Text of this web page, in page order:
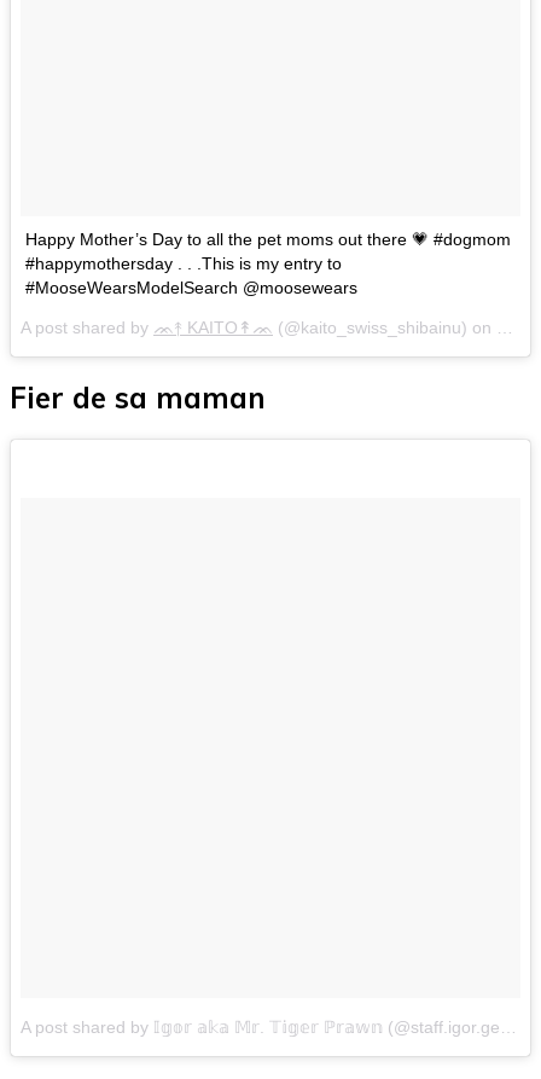
Happy Mother’s Day to all the pet moms out there 💗 #dogmom
#happymothersday . . .This is my entry to
#MooseWearsModelSearch @moosewears
A post shared by ᨏ↟ KAITO↟ᨏ (@kaito_swiss_shibainu) on
Fier de sa maman
A post shared by 𝕀𝕘𝕠𝕣 𝕒𝕜𝕒 𝕄𝕣. 𝕋𝕚𝕘𝕖𝕣 ℙ𝕣𝕒𝕨𝕟 (@staff.igor.geous)